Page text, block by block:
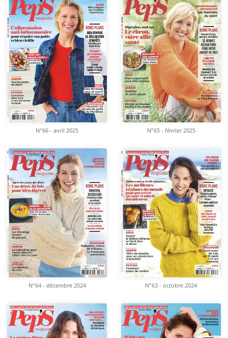
N°66 - avril 2025 N°65 - février 2025
N°64 - décembre 2024 N°63 - octobre 2024